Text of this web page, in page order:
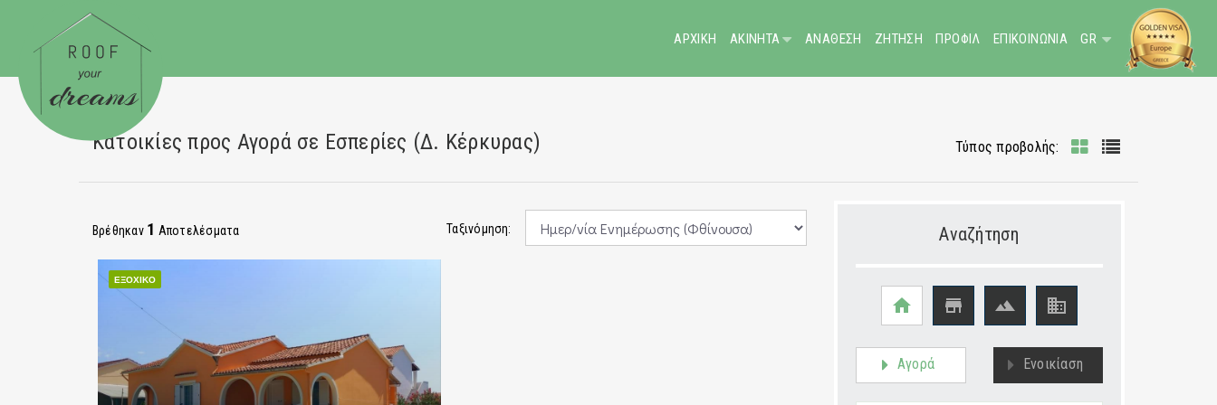
ΑΡΧΙΚΗ ΑΚΙΝΗΤΑ ΑΝΑΘΕΣΗ ΖΗΤΗΣΗ ΠΡΟΦΙΛ ΕΠΙΚΟΙΝΩΝΙΑ GR
Κατοικίες προς Αγορά σε Εσπερίες (Δ. Κέρκυρας) Τύπος προβολής:
Βρέθηκαν 1 Αποτελέσματα Ταξινόμηση:
ΕΞΟΧΙΚΌ
Αναζήτηση
   
Αγορά Ενοικίαση